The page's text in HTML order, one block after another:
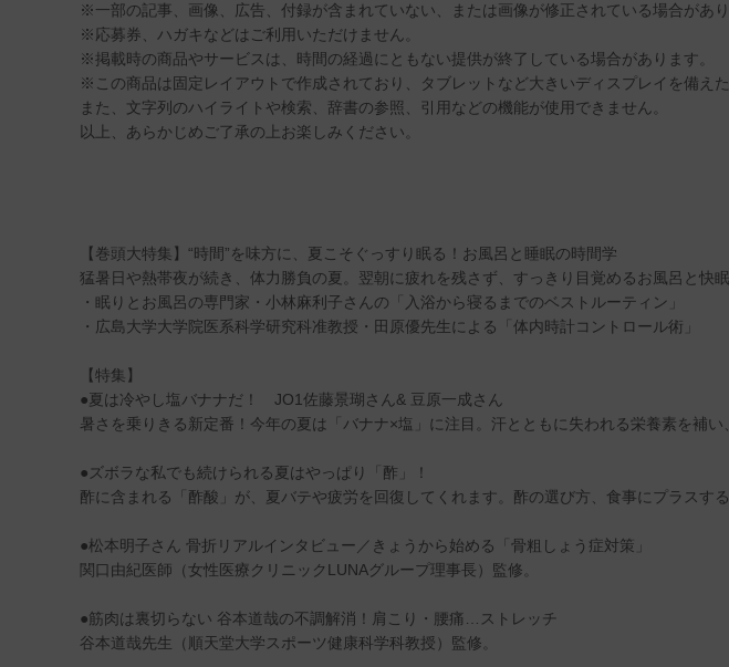
※一部の記事、画像、広告、付録が含まれていない、または画像が修正されている場合があり
※応募券、ハガキなどはご利用いただけません。
※掲載時の商品やサービスは、時間の経過にともない提供が終了している場合があります。
※この商品は固定レイアウトで作成されており、タブレットなど大きいディスプレイを備え
また、文字列のハイライトや検索、辞書の参照、引用などの機能が使用できません。
以上、あらかじめご了承の上お楽しみください。
【巻頭大特集】“時間”を味方に、夏こそぐっすり眠る！お風呂と睡眠の時間学
猛暑日や熱帯夜が続き、体力勝負の夏。翌朝に疲れを残さず、すっきり目覚めるお風呂と快
・眠りとお風呂の専門家・小林麻利子さんの「入浴から寝るまでのベストルーティン」
・広島大学大学院医系科学研究科准教授・田原優先生による「体内時計コントロール術」
【特集】
●夏は冷やし塩バナナだ！ JO1佐藤景瑚さん& 豆原一成さん
暑さを乗りきる新定番！今年の夏は「バナナ×塩」に注目。汗とともに失われる栄養素を補
●ズボラな私でも続けられる夏はやっぱり「酢」！
酢に含まれる「酢酸」が、夏バテや疲労を回復してくれます。酢の選び方、食事にプラスす
●松本明子さん 骨折リアルインタビュー／きょうから始める「骨粗しょう症対策」
関口由紀医師（女性医療クリニックLUNAグループ理事長）監修。
●筋肉は裏切らない 谷本道哉の不調解消！肩こり・腰痛…ストレッチ
谷本道哉先生（順天堂大学スポーツ健康科学科教授）監修。